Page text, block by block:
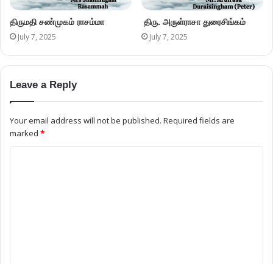
திருமதி சண்முகம் ராசம்மா
July 7, 2025
திரு. அருள்ராசா துரைசிங்கம்
July 7, 2025
Leave a Reply
Your email address will not be published. Required fields are
marked *